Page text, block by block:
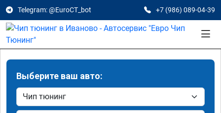
Telegram: @EuroCT_bot +7 (986) 089-04-39
Выберите ваш авто: